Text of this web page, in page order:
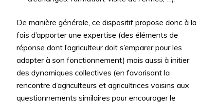
De manière générale, ce dispositif propose donc à la
fois d’apporter une expertise (des éléments de
réponse dont l’agriculteur doit s’emparer pour les
adapter à son fonctionnement) mais aussi à initier
des dynamiques collectives (en favorisant la
rencontre d‘agriculteurs et agricultrices voisins aux
questionnements similaires pour encourager le